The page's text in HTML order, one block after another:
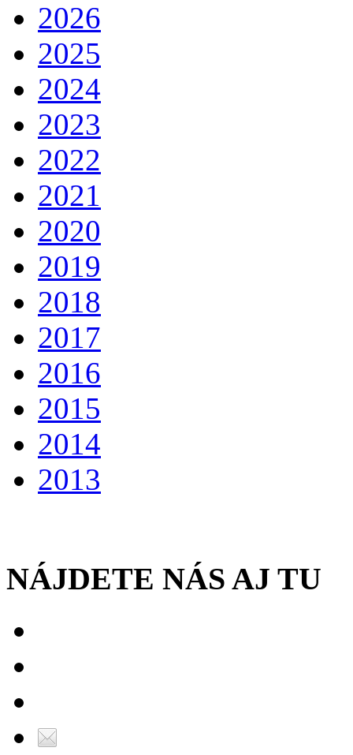
2026
2025
2024
2023
2022
2021
2020
2019
2018
2017
2016
2015
2014
2013
NÁJDETE NÁS AJ TU